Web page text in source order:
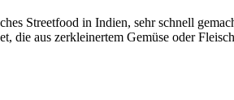
Streetfood in Indien, sehr schnell
die aus zerkleinertem Gemüse oder